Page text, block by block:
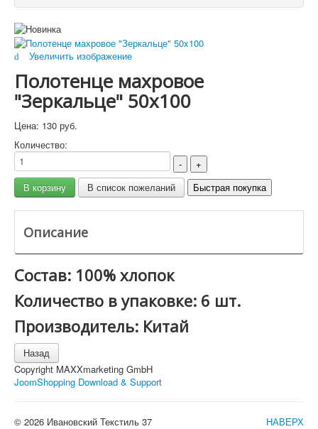
Увеличить изображение
Полотенце махровое
"Зеркальце" 50x100
Цена: 130 руб.
Количество:
Описание
Состав: 100% хлопок
Количество в упаковке: 6 шт.
Производитель: Китай
Copyright MAXXmarketing GmbH
JoomShopping Download & Support
НАВЕРХ
© 2026 Ивановский Текстиль 37